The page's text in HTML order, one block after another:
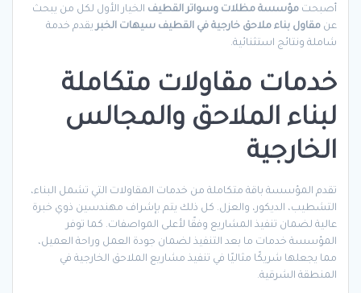
أصبحت مؤسسة مظلات وسواتر القطيف الخيار الأول لكل من يبحث
عن مقاول بناء ملاحق خارجية في القطيف سيهات الخبريقدم خدمة
شاملة ونتائج استثنائية.
خدمات مقاولات متكاملة
لبناء الملاحق والمجالس
الخارجية
تقدم المؤسسة باقة متكاملة من خدمات المقاولات التي تشمل البناء،
التشطيب، الديكور، والعزل. كل ذلك يتم بإشراف مهندسين ذوي خبرة
عالية لضمان تنفيذ المشاريع وفقًا لأعلى المواصفات. كما توفر
المؤسسة خدمات ما بعد التنفيذ لضمان جودة العمل وراحة العميل،
مما يجعلها شريكًا مثاليًا في تنفيذ مشاريع الملاحق الخارجية في
المنطقة الشرقية.